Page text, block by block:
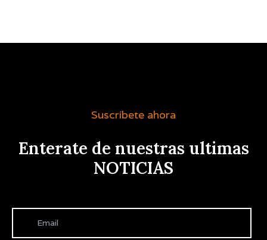
Suscríbete ahora
Enterate de nuestras ultimas
NOTICIAS